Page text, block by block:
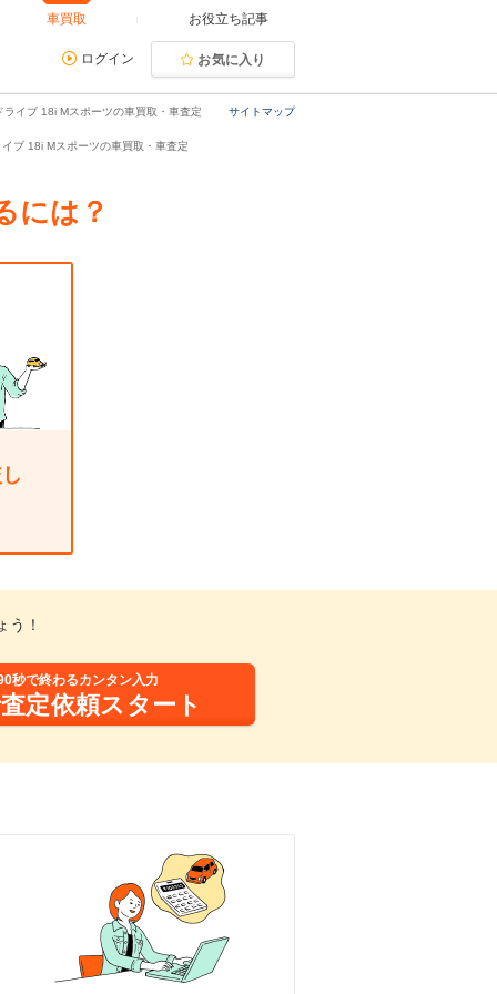
車買取 お役立ち記事
ログイン お気に入り
サイトマップ
ライブ 18i Mスポーツの車買取・車査定
ブ 18i Mスポーツの車買取・車査定
には？
う！
秒で終わるカンタン入力
定依頼スタート